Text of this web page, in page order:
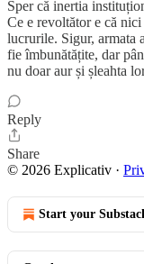
Sper că inertia
Ce e revoltător e că nici
lucrurile. Sigur, armata
fie îmbunătățite, dar
nu doar aur și șleahta
Reply
Share
© 2026 Explicativ ·
Start your